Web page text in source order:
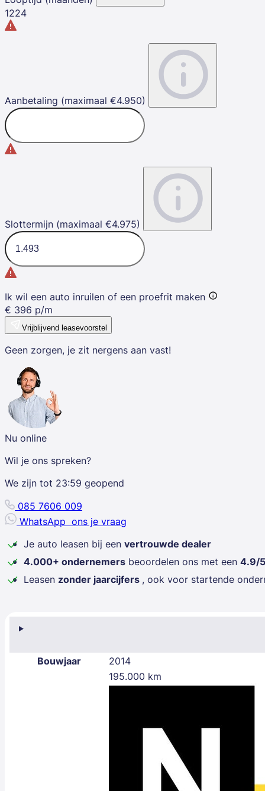
Bouwjaar 2014
195.000 km
1224
Aanbetaling (maximaal €4.950)
Slottermijn (maximaal €4.975)
Ik wil een auto inruilen of een proefrit maken
€ 396 p/m
Vrijblijvend leasevoorstel
Geen zorgen, je zit nergens aan vast!
Nu online
Wil je ons spreken?
We zijn tot 23:59 geopend
085 7606 009
WhatsApp ons je vraag
Je auto leasen bij een vertrouwde dealer
4.000+ ondernemers beoordelen ons met een 4.9/5
Leasen zonder jaarcijfers , ook voor startende